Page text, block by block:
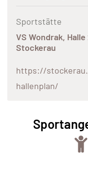
Sportstätte
VS Wondrak,
Stockerau
https://
hallenplan/